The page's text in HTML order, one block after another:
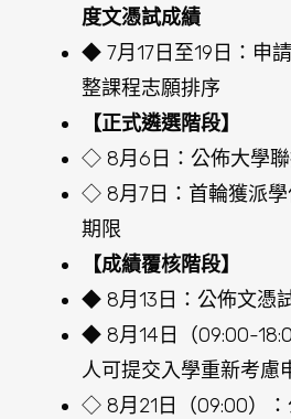
度文憑試成績
◆ 7月17日至19日：申
整課程志願排序
【正式遴選階段】
◇ 8月6日：公佈大學
◇ 8月7日：首輪獲派
期限
【成績覆核階段】
◆ 8月13日：公佈文憑
◆ 8月14日（09:00-
人可提交入學重新考慮
◇ 8月21日（09:00）